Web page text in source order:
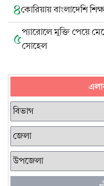
৪কোরিয়ায় বাংলাদেশি
৫প্যারোলে মুক্তি পেয়ে
সোহেল